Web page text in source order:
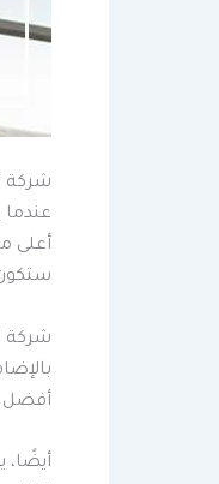
شركة
عندما
أعلى
ستكون
شركة
أفضل